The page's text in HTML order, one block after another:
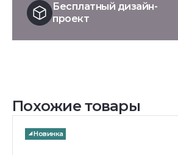
Бесплатный дизайн-
проект
Похожие товары
Новинка